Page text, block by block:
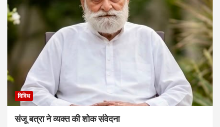
विविध
संजू बत्रा ने व्यक्त की शोक संवेदना